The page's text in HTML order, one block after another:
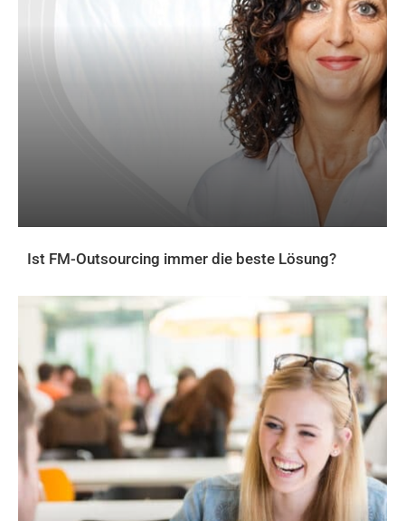
Ist FM-Outsourcing immer die beste Lösung?